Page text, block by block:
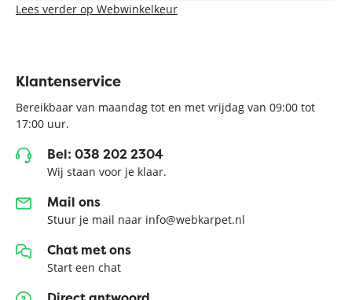
Lees verder op Webwinkelkeur
Klantenservice
Bereikbaar van maandag tot en met vrijdag van 09:00 tot
17:00 uur.
Bel: 038 202 2304
Wij staan voor je klaar.
Mail ons
Stuur je mail naar info@webkarpet.nl
Chat met ons
Start een chat